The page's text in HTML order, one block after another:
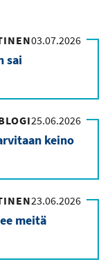
03.07.2026
sai
25.06.2026
keino
23.06.2026
meitä